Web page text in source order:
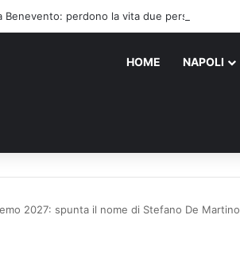
perdono la vita due persone
HOME NAPOLI
2027: spunta il nome di Stefano De Martino